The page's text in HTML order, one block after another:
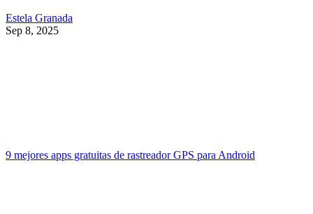
Estela Granada
Sep 8, 2025
9 mejores apps gratuitas de rastreador GPS para Android